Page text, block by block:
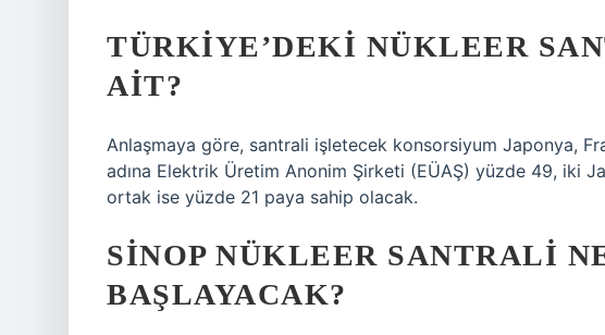
TÜRKIYE’DEKI NÜKLEER
AIT?
Anlaşmaya göre, santrali işletecek konsorsiyum Japonya,
adına Elektrik Üretim Anonim Şirketi (EÜAŞ) yüzde 49, iki
ortak ise yüzde 21 paya sahip olacak.
SINOP NÜKLEER SANTRALI
BAŞLAYACAK?